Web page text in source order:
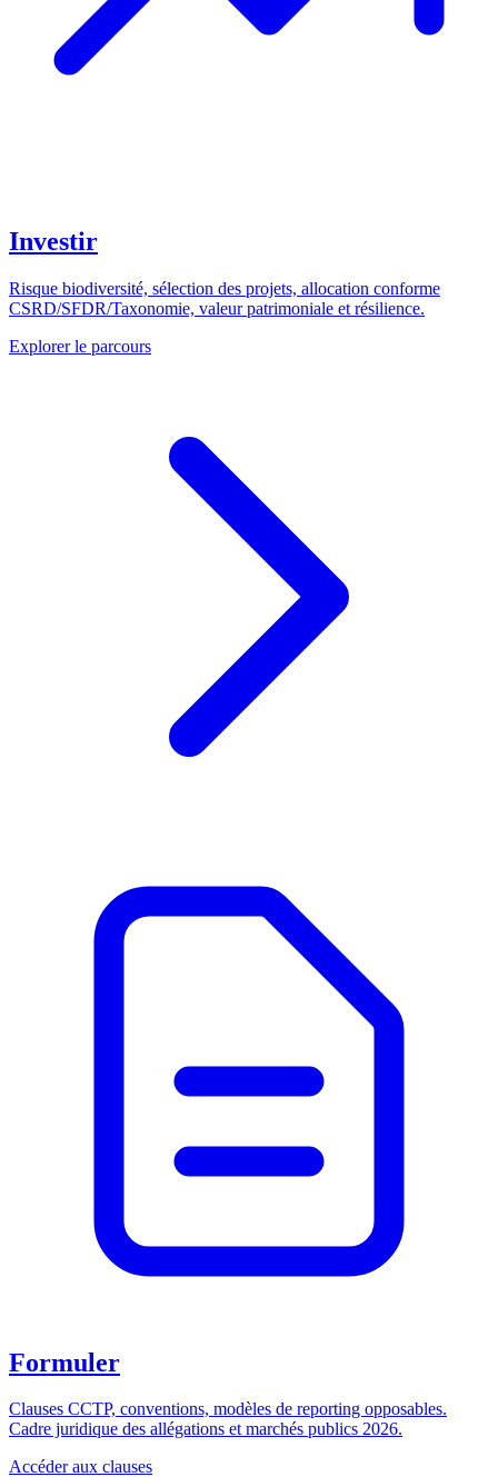
Investir
Risque biodiversité, sélection des projets, allocation conforme
CSRD/SFDR/Taxonomie, valeur patrimoniale et résilience.
Explorer le parcours
Formuler
Clauses CCTP, conventions, modèles de reporting opposables.
Cadre juridique des allégations et marchés publics 2026.
Accéder aux clauses